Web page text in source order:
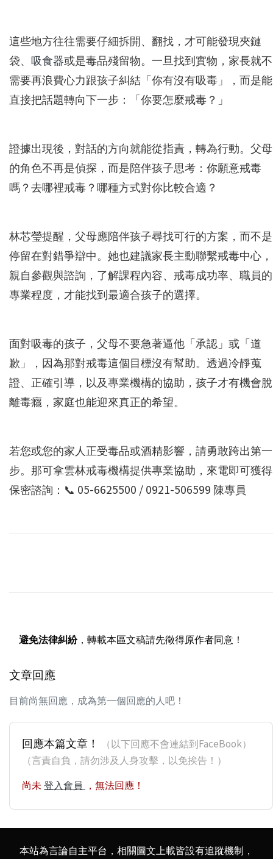
這些地方往往需要仔細拆開、翻找，才可能發現夾鏈
袋、 吸食器或是毒品殘留物。一旦找到實物，家長就不
需要再浪費心力跟孩子糾結「你有沒有吸毒」，而是能
直接把話題轉向下一步：「你要怎麼戒毒？」
證據出現後，對話的方向就能從指責，轉為行動。父母
的角色不再是偵探，而是陪伴孩子思考：你願意戒毒
嗎？去哪裡戒毒？哪種方式對你比較合適？
林芯瑩提醒，父母應陪伴孩子尋找可行的方案，而不是
停留在對錯爭辯中。她也建議家長主動聯繫戒毒中心，
親自參觀與諮詢，了解課程內容、戒毒成功率、職員的
專業程度，才能找到最適合孩子的選擇。
面對吸毒的孩子，父母不要急著逼他「承認」或「道
歉」，因為那對戒毒這個目標沒有幫助。透過冷靜蒐
證、正確引導，以及專業機構的協助，孩子才有機會脫
離毒癮，家庭也能迎來真正的希望。
若您或您的家人正受毒品或酒精影響，請勇敢跨出第一
步。那可拿雲林戒毒機構提供專業協助，來電即可獲得
保密諮詢：📞 05-6625500 / 0921-506599 陳專員
避免法律糾紛，轉載本區文稿請先徵得原作者同意！
文章回應
目前尚無回應，成為第一個回應的人吧！
回應本篇文章！
（以下回應不會連結到FaceBook）
（言責自負，請勿涉及人身攻擊，以免挨告！）
尚未 登入會員 ，無法回應！
本站為言論自主平台，相關圖文上載皆設有追蹤機制，